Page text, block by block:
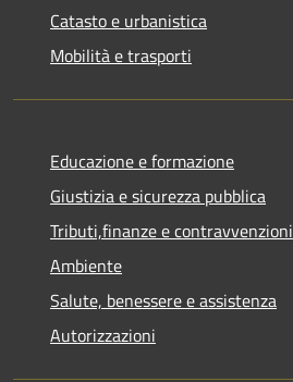
Catasto e urbanistica
Mobilità e trasporti
Educazione e formazione
Giustizia e sicurezza pubblica
Tributi,finanze e contravvenzioni
Ambiente
Salute, benessere e assistenza
Autorizzazioni